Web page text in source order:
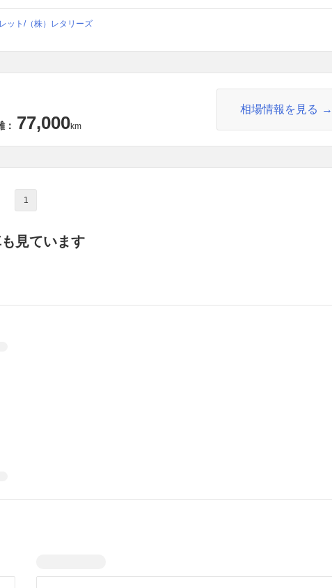
ト/（株）レタリーズ
： 77,000km
相場情報を見る
1
見ています